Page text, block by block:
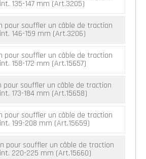
135-147 mm (Art.3205)
pour souffler un câble de traction
146-159 mm (Art.3206)
pour souffler un câble de traction
158-172 mm (Art.15657)
pour souffler un câble de traction
173-184 mm (Art.15658)
pour souffler un câble de traction
199-208 mm (Art.15659)
pour souffler un câble de traction
220-225 mm (Art.15660)